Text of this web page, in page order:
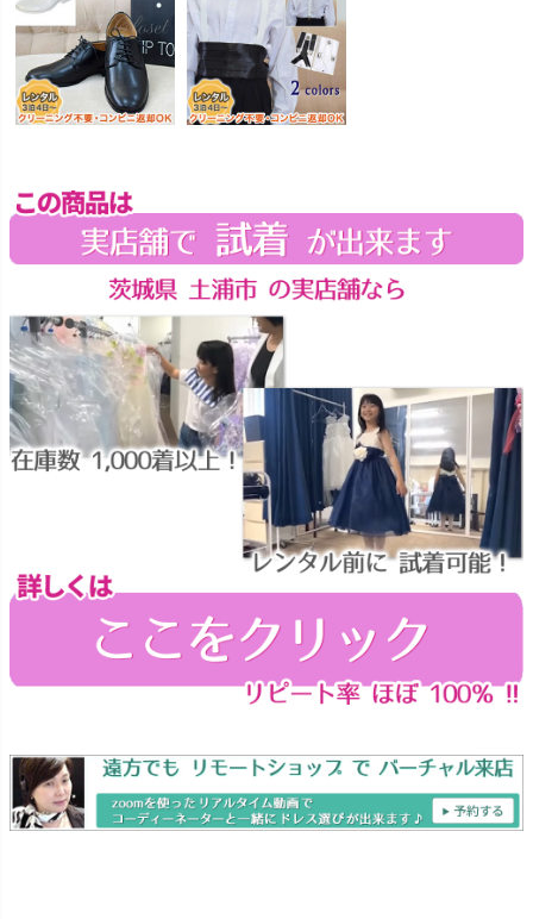
特典 ヘアメイク・着付け
スタジオを予約 →